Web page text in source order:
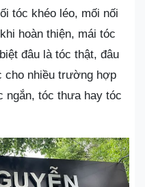
tóc khéo léo, mối nối
hoàn thiện, mái tóc
đâu là tóc thật, đâu
cho nhiều trường hợp
ngắn, tóc thưa hay tóc